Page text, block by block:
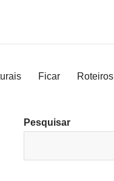
Ficar Roteiros
Pesquisar